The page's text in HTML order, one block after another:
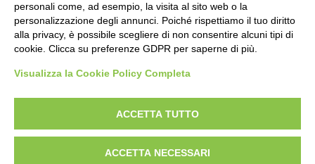
CRONOLOGIA
diritto d’autore, legge 22 aprile 1941 n. 633. I diritti degli autori, degli artisti e
dei fotografi che hanno realizzato le opere e le immagini, degli enti e delle
istituzioni che ne sono proprietari, sono riservati. Si vieta quindi la
personali come, ad esempio, la visita al sito web o la
personalizzazione degli annunci. Poiché rispettiamo il tuo diritto
alla privacy, è possibile scegliere di non consentire alcuni tipi di
cookie. Clicca su preferenze GDPR per saperne di più.
Visualizza la Cookie Policy Completa
ACCETTA TUTTO
ACCETTA NECESSARI